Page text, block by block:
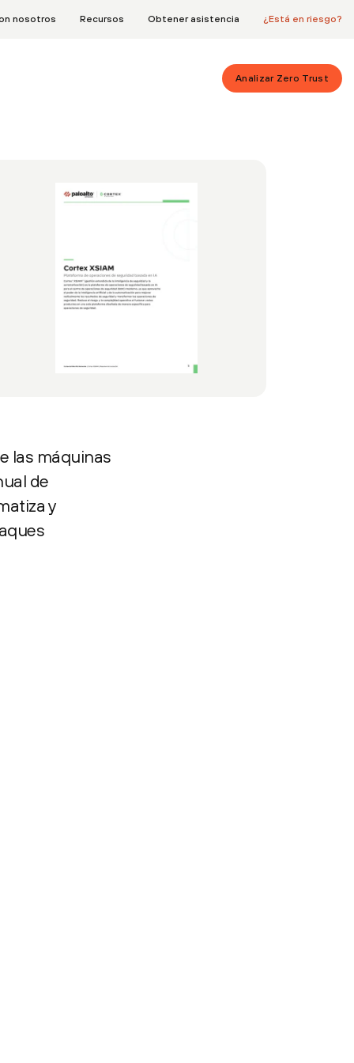
nosotros Recursos Obtener asistencia ¿Está en riesgo?
Analizar Zero Trust
las máquinas
de
y